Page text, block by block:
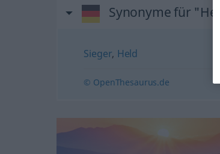
Synonyme für
Sieger, Held
© OpenThesaurus.de